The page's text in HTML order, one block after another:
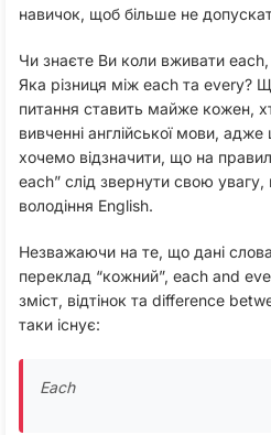
навичок, щоб більше не
Чи знаєте Ви коли вживати
Яка різниця між each та every?
питання ставить майже кожен,
вивченні англійської мови,
хочемо відзначити, що на
each” слід звернути свою
володіння English.
Незважаючи на те, що дані
переклад “кожний”, each and
зміст, відтінок та difference
таки існує:
Each